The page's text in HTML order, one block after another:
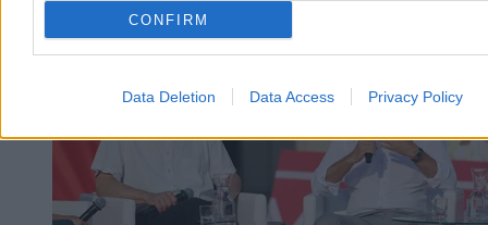
CONFIRM
Data Deletion Data Access Privacy Policy